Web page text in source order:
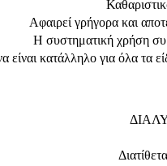
Αφαιρεί γρήγορα και
Η συστηματική χρήση
είναι κατάλληλο για όλα τα